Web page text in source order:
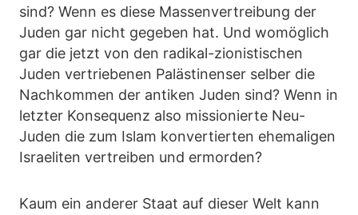
sind? Wenn es diese Massenvertreibung der
Juden gar nicht gegeben hat. Und womöglich
gar die jetzt von den radikal-zionistischen
Juden vertriebenen Palästinenser selber die
Nachkommen der antiken Juden sind? Wenn in
letzter Konsequenz also missionierte Neu-
Juden die zum Islam konvertierten ehemaligen
Israeliten vertreiben und ermorden?
Kaum ein anderer Staat auf dieser Welt kann